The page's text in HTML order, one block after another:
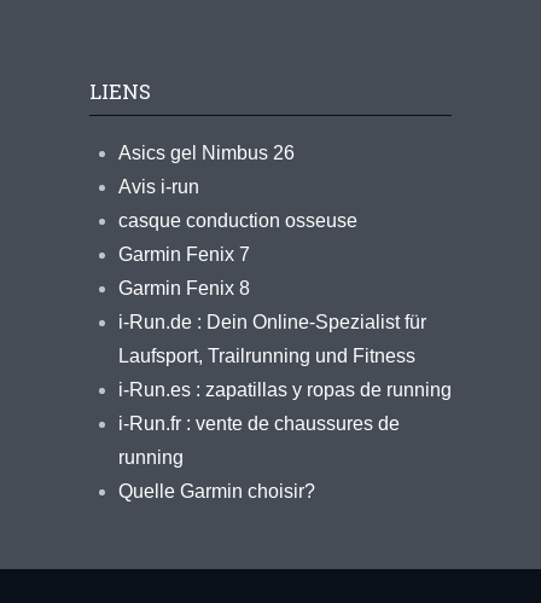
LIENS
Asics gel Nimbus 26
Avis i-run
casque conduction osseuse
Garmin Fenix 7
Garmin Fenix 8
i-Run.de : Dein Online-Spezialist für
Laufsport, Trailrunning und Fitness
i-Run.es : zapatillas y ropas de running
i-Run.fr : vente de chaussures de
running
Quelle Garmin choisir?